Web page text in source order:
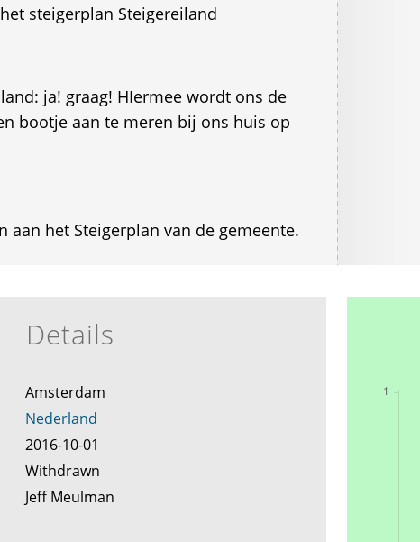
steigerplan Steigereiland
ja! graag! HIermee wordt ons de
bootje aan te meren bij ons huis op
aan het Steigerplan van de gemeente.
Details
Amsterdam
Nederland
2016-10-01
Withdrawn
Jeff Meulman